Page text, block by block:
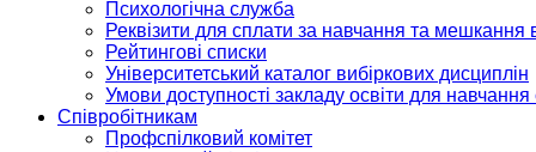
Психологічна служба
Реквізити для сплати за навчання та мешкання
Рейтингові списки
Університетський каталог вибіркових дисциплін
Умови доступності закладу освіти для
Співробітникам
Профспілковий комітет